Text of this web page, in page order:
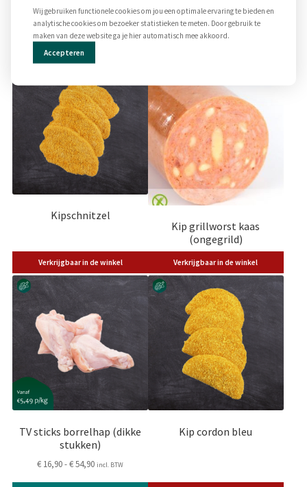
Gerelateerde producten
Kipschnitzel
Verkrijgbaar in de winkel
Kip grillworst kaas
(ongegrild)
Verkrijgbaar in de winkel
TV sticks borrelhap (dikke
stukken)
€ 16,90-€54,90Prijsklasse:
incl. BTW
Dit
product
heeft
meerdere
variaties.
kan
gekozen
worden
op
Kip cordon bleu
Wij gebruiken functionele cookies om jou een optimale ervaring te bieden en
analytische cookies om bezoeker statistieken te meten. Door gebruik te
maken van deze website ga je hier automatisch mee akkoord.
Accepteren